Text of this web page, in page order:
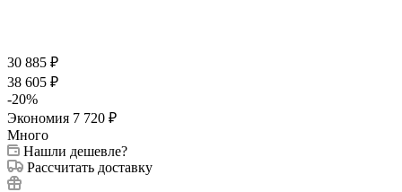
30 885 ₽
38 605 ₽
-20%
Экономия 7 720 ₽
Много
Нашли дешевле?
Рассчитать доставку